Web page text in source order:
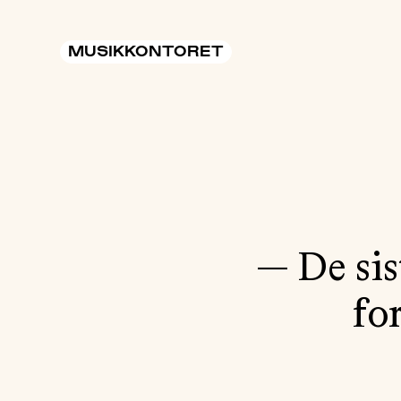
MUSIKKONTORET
— De